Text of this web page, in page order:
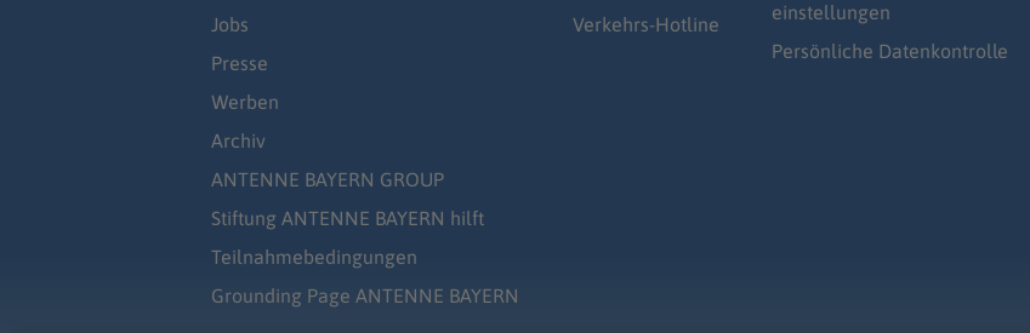
Jobs
Presse
Werben
Archiv
ANTENNE BAYERN GROUP
Stiftung ANTENNE BAYERN hilft
Teilnahmebedingungen
Grounding Page ANTENNE BAYERN
Verkehrs-Hotline
einstellungen
Persönliche Datenkontrolle